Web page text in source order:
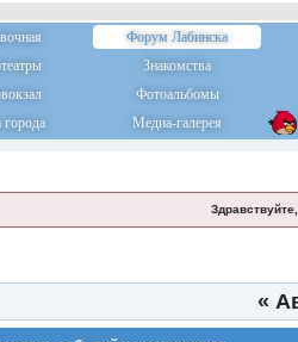
Форум Лабинска
Знакомства
Фотоальбомы
города Медиа-галерея
«